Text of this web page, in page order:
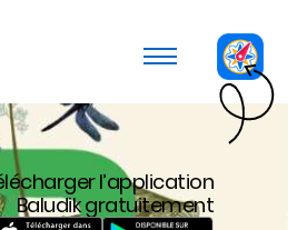
l’application
Baludik gratuitement